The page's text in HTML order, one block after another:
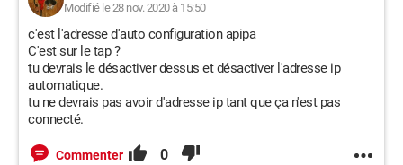
Modifié le 28 nov. 2020 à 15:50
c'est l'adresse d'auto configuration apipa
C'est sur le tap ?
tu devrais le désactiver dessus et désactiver l'adresse ip
automatique.
tu ne devrais pas avoir d'adresse ip tant que ça n'est pas
connecté.
Commenter 0